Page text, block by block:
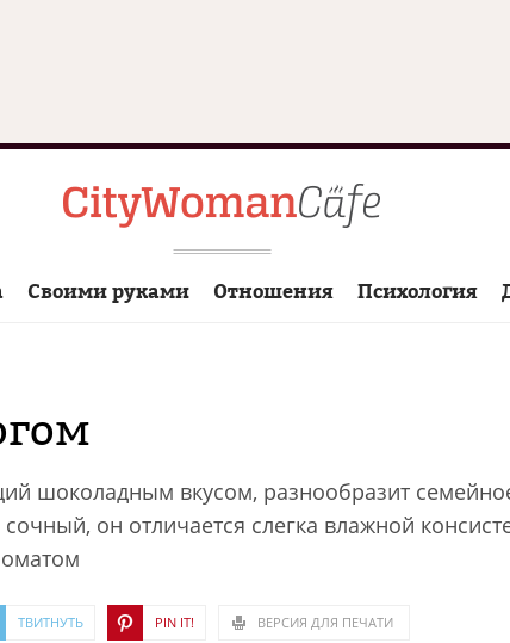
Своими руками Отношения Психология
шоколадным вкусом, разнообразит
он отличается слегка влажной
ТВИТНУТЬ PIN IT! ВЕРСИЯ ДЛЯ ПЕЧАТИ